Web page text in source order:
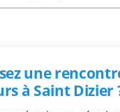
une
à Saint Dizier